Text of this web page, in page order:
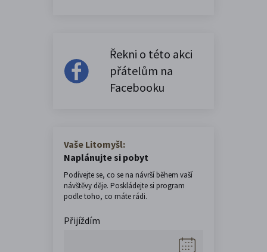
Řekni o této akci
přátelům na
Facebooku
Vaše Litomyšl:
Naplánujte si pobyt
Podívejte se, co se na návrší během vaší
návštěvy děje. Poskládejte si program
podle toho, co máte rádi.
Přijíždím